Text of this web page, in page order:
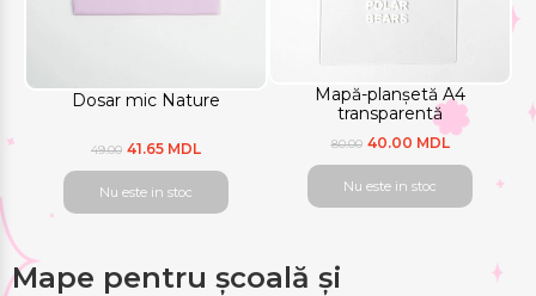
Dosar mic Nature
49.00 41.65 MDL
Nu este in stoc
Mapă-planșetă A4
transparentă
80.00 40.00 MDL
Nu este in stoc
Mape pentru școală și